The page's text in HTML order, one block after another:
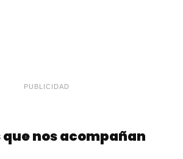
PUBLICIDAD
nos acompañan